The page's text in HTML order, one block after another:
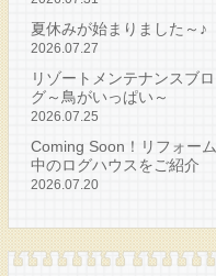
夏休みが始まりました～♪
2026.07.27
リゾートメンテナンスブロ
グ～鳥がいっぱい～
2026.07.25
Coming Soon！リフォーム
中のログハウスをご紹介
2026.07.20